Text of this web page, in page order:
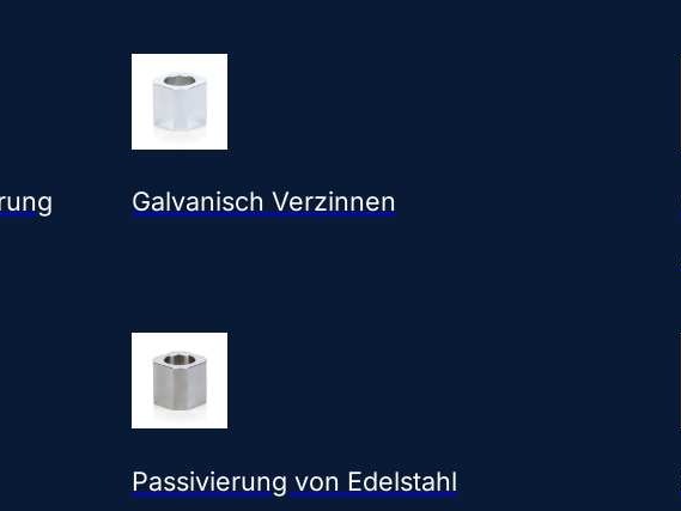
Galvanisch Verzinnen
Passivierung von Edelstahl